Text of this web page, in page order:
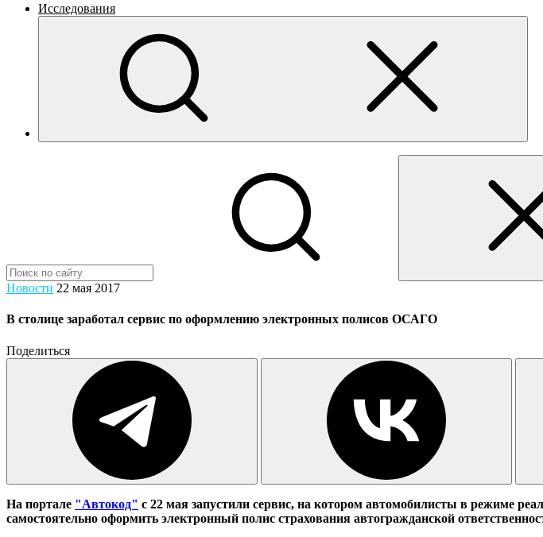
Исследования
Новости 22 мая 2017
В столице заработал сервис по оформлению электронных полисов ОСАГО
Поделиться
На портале "Автокод" с 22 мая запустили сервис, на котором автомобилисты в режиме
самостоятельно оформить электронный полис страхования автогражданской